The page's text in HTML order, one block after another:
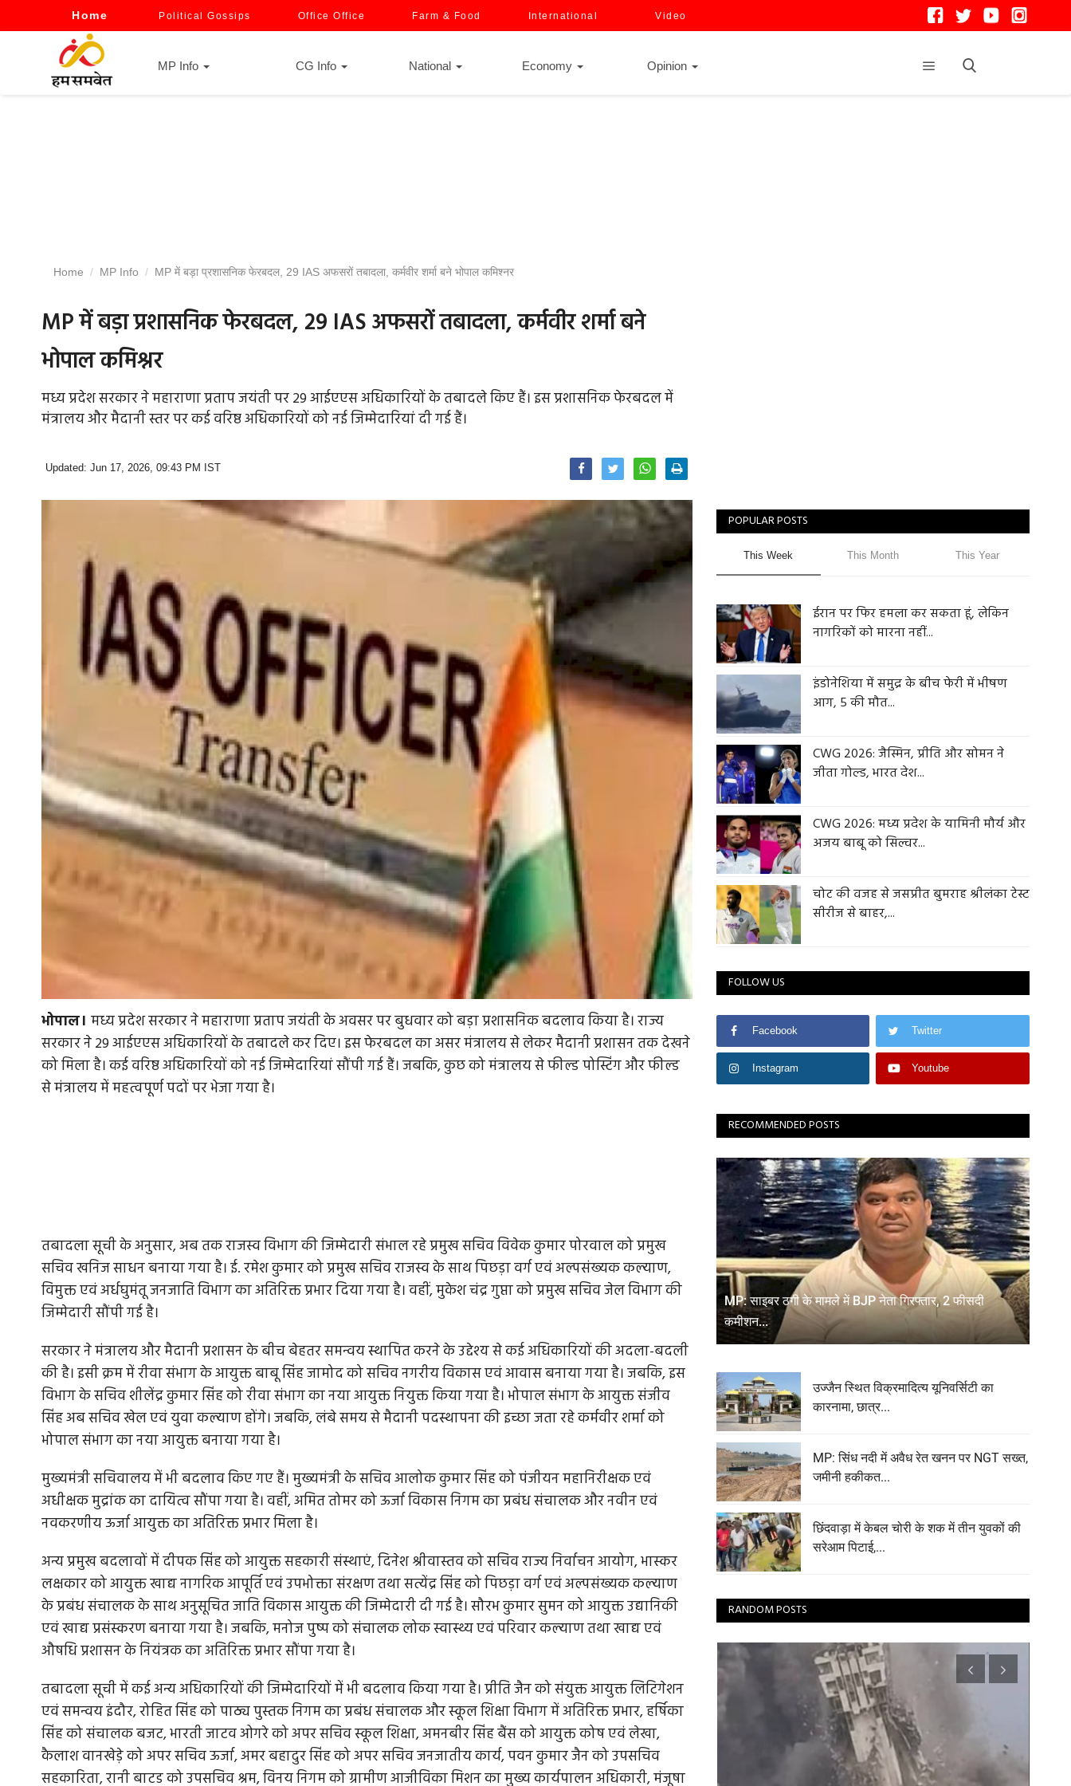
Home Political Gossips Office Office Farm & Food International Video
MP Info CG Info National Economy Opinion
Home MP Info MP में बड़ा प्रशासनिक फेरबदल, 29 IAS अफसरों तबादला, कर्मवीर शर्मा बने भोपाल कमिश्नर
MP में बड़ा प्रशासनिक फेरबदल, 29 IAS अफसरों तबादला, कर्मवीर शर्मा बने
भोपाल कमिश्नर
मध्य प्रदेश सरकार ने महाराणा प्रताप जयंती पर 29 आईएएस अधिकारियों के तबादले किए हैं। इस प्रशासनिक फेरबदल में
मंत्रालय और मैदानी स्तर पर कई वरिष्ठ अधिकारियों को नई जिम्मेदारियां दी गई हैं।
Updated: Jun 17, 2026, 09:43 PM IST
भोपाल। मध्य प्रदेश सरकार ने महाराणा प्रताप जयंती के अवसर पर बुधवार को बड़ा प्रशासनिक बदलाव किया है। राज्य
सरकार ने 29 आईएएस अधिकारियों के तबादले कर दिए। इस फेरबदल का असर मंत्रालय से लेकर मैदानी प्रशासन तक देखने
को मिला है। कई वरिष्ठ अधिकारियों को नई जिम्मेदारियां सौंपी गई हैं। जबकि, कुछ को मंत्रालय से फील्ड पोस्टिंग और फील्ड
से मंत्रालय में महत्वपूर्ण पदों पर भेजा गया है।
तबादला सूची के अनुसार, अब तक राजस्व विभाग की जिम्मेदारी संभाल रहे प्रमुख सचिव विवेक कुमार पोरवाल को प्रमुख
सचिव खनिज साधन बनाया गया है। ई. रमेश कुमार को प्रमुख सचिव राजस्व के साथ पिछड़ा वर्ग एवं अल्पसंख्यक कल्याण,
विमुक्त एवं अर्धघुमंतू जनजाति विभाग का अतिरिक्त प्रभार दिया गया है। वहीं, मुकेश चंद्र गुप्ता को प्रमुख सचिव जेल विभाग की
जिम्मेदारी सौंपी गई है।
सरकार ने मंत्रालय और मैदानी प्रशासन के बीच बेहतर समन्वय स्थापित करने के उद्देश्य से कई अधिकारियों की अदला-बदली
की है। इसी क्रम में रीवा संभाग के आयुक्त बाबू सिंह जामोद को सचिव नगरीय विकास एवं आवास बनाया गया है। जबकि, इस
विभाग के सचिव शीलेंद्र कुमार सिंह को रीवा संभाग का नया आयुक्त नियुक्त किया गया है। भोपाल संभाग के आयुक्त संजीव
सिंह अब सचिव खेल एवं युवा कल्याण होंगे। जबकि, लंबे समय से मैदानी पदस्थापना की इच्छा जता रहे कर्मवीर शर्मा को
भोपाल संभाग का नया आयुक्त बनाया गया है।
मुख्यमंत्री सचिवालय में भी बदलाव किए गए हैं। मुख्यमंत्री के सचिव आलोक कुमार सिंह को पंजीयन महानिरीक्षक एवं
अधीक्षक मुद्रांक का दायित्व सौंपा गया है। वहीं, अमित तोमर को ऊर्जा विकास निगम का प्रबंध संचालक और नवीन एवं
नवकरणीय ऊर्जा आयुक्त का अतिरिक्त प्रभार मिला है।
अन्य प्रमुख बदलावों में दीपक सिंह को आयुक्त सहकारी संस्थाएं, दिनेश श्रीवास्तव को सचिव राज्य निर्वाचन आयोग, भास्कर
लक्षकार को आयुक्त खाद्य नागरिक आपूर्ति एवं उपभोक्ता संरक्षण तथा सत्येंद्र सिंह को पिछड़ा वर्ग एवं अल्पसंख्यक कल्याण
के प्रबंध संचालक के साथ अनुसूचित जाति विकास आयुक्त की जिम्मेदारी दी गई है। सौरभ कुमार सुमन को आयुक्त उद्यानिकी
एवं खाद्य प्रसंस्करण बनाया गया है। जबकि, मनोज पुष्प को संचालक लोक स्वास्थ्य एवं परिवार कल्याण तथा खाद्य एवं
औषधि प्रशासन के नियंत्रक का अतिरिक्त प्रभार सौंपा गया है।
तबादला सूची में कई अन्य अधिकारियों की जिम्मेदारियों में भी बदलाव किया गया है। प्रीति जैन को संयुक्त आयुक्त लिटिगेशन
एवं समन्वय इंदौर, रोहित सिंह को पाठ्य पुस्तक निगम का प्रबंध संचालक और स्कूल शिक्षा विभाग में अतिरिक्त प्रभार, हर्षिका
सिंह को संचालक बजट, भारती जाटव ओगरे को अपर सचिव स्कूल शिक्षा, अमनबीर सिंह बैंस को आयुक्त कोष एवं लेखा,
कैलाश वानखेड़े को अपर सचिव ऊर्जा, अमर बहादुर सिंह को अपर सचिव जनजातीय कार्य, पवन कुमार जैन को उपसचिव
सहकारिता, रानी बाटड को उपसचिव श्रम, विनय निगम को ग्रामीण आजीविका मिशन का मुख्य कार्यपालन अधिकारी, मंजूषा
POPULAR POSTS
This Week This Month This Year
ईरान पर फिर हमला कर सकता हूं, लेकिन
नागरिकों को मारना नहीं...
इंडोनेशिया में समुद्र के बीच फेरी में भीषण
आग, 5 की मौत...
CWG 2026: जैस्मिन, प्रीति और सोमन ने
जीता गोल्ड, भारत देश...
CWG 2026: मध्य प्रदेश के यामिनी मौर्य और
अजय बाबू को सिल्वर...
चोट की वजह से जसप्रीत बुमराह श्रीलंका टेस्ट
सीरीज से बाहर,...
FOLLOW US
Facebook Twitter
Instagram Youtube
RECOMMENDED POSTS
MP: साइबर ठगी के मामले में BJP नेता गिरफ्तार, 2 फीसदी
कमीशन...
उज्जैन स्थित विक्रमादित्य यूनिवर्सिटी का
कारनामा, छात्र...
MP: सिंध नदी में अवैध रेत खनन पर NGT सख्त,
जमीनी हकीकत...
छिंदवाड़ा में केबल चोरी के शक में तीन युवकों की
सरेआम पिटाई,...
RANDOM POSTS